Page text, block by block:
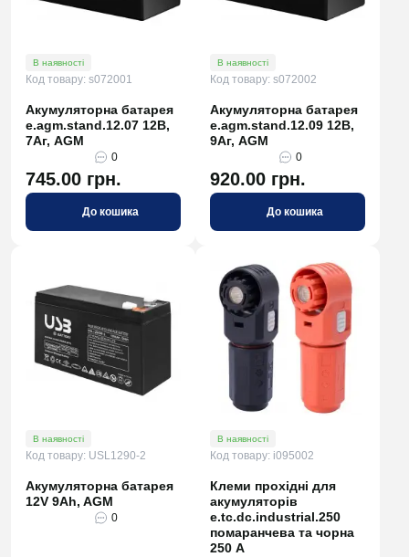
В наявності
Код товару: s072001
Акумуляторна батарея
e.agm.stand.12.07 12В,
7Аг, AGM
0
745.00 грн.
До кошика
В наявності
Код товару: s072002
Акумуляторна батарея
e.agm.stand.12.09 12В,
9Аг, AGM
0
920.00 грн.
До кошика
В наявності
Код товару: USL1290-2
Акумуляторна батарея
12V 9Ah, AGM
0
В наявності
Код товару: i095002
Клеми прохідні для
акумуляторів
e.tc.dc.industrial.250
помаранчева та чорна
250 А